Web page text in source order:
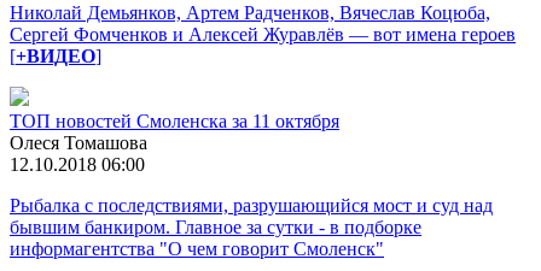
Николай Демьянков, Артем Радченков, Вячеслав Коцюба,
Сергей Фомченков и Алексей Журавлёв — вот имена героев
[+ВИДЕО]
ТОП новостей Смоленска за 11 октября
Олеся Томашова
12.10.2018 06:00
Рыбалка с последствиями, разрушающийся мост и суд над
бывшим банкиром. Главное за сутки - в подборке
информагентства "О чем говорит Смоленск"